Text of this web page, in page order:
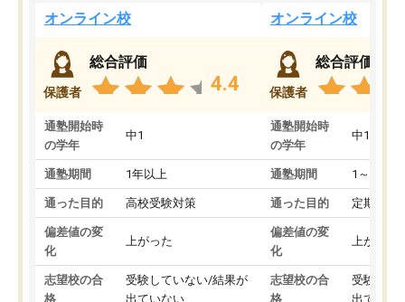
オンライン校
保護者
総合評価
4.4
通塾開始時
の学年
中1
通塾期間 1年以上
通った目的 高校受験対策
偏差値の変
化
上がった
志望校の合
格
受験していない/結果が
出ていない
オンライン校
保護者
総合評価
通塾開始時
の学年
中1
通塾期間 1～3ヵ月
通った目的 定期テス
偏差値の変
化
上がった
志望校の合
格
受験して
出ていな